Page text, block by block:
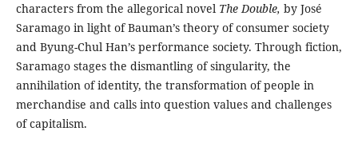
characters from the allegorical novel The Double, by José
Saramago in light of Bauman’s theory of consumer society
and Byung-Chul Han’s performance society. Through fiction,
Saramago stages the dismantling of singularity, the
annihilation of identity, the transformation of people in
merchandise and calls into question values and challenges
of capitalism.